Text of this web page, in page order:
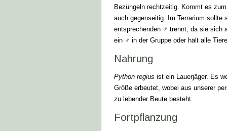
Bezüngeln rechtzeitig. Kommt es
auch gegenseitig. Im Terrarium sollte
entsprechenden ♂ trennt, da sie sich
ein ♂ in der Gruppe oder hält alle
Nahrung
Python regius ist ein Lauerjäger. Es
Größe erbeutet, wobei aus unserer
zu lebender Beute besteht.
Fortpflanzung